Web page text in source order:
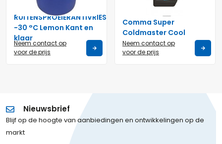
RUITENSPROEIERANTIVRIES
-30 °C Lemon Kant en
klaar
Neem contact op
voor de prijs
Comma Super
Coldmaster Cool
Neem contact op
voor de prijs
Nieuwsbrief
Blijf op de hoogte van aanbiedingen en ontwikkelingen op de
markt